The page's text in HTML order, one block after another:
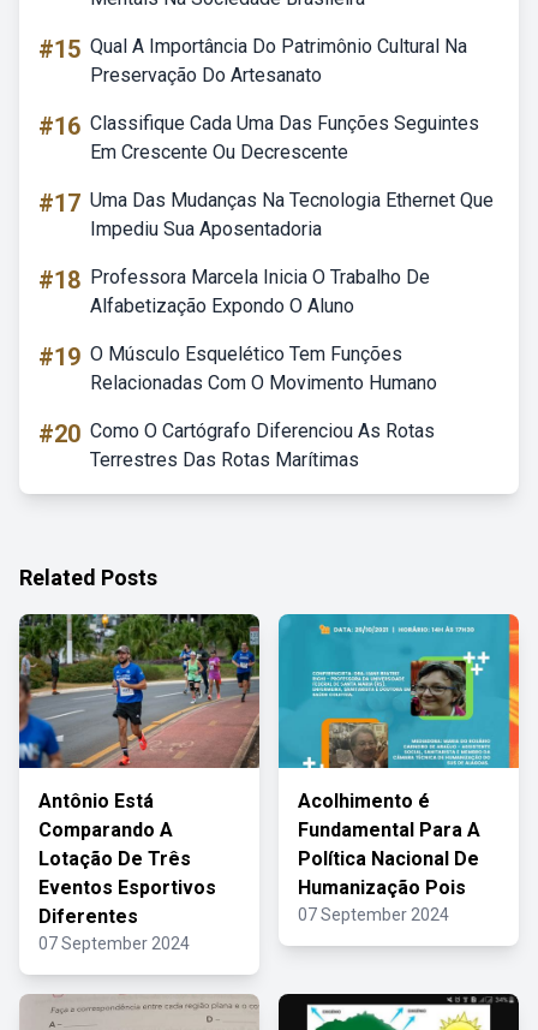
#15 Qual A Importância Do Patrimônio Cultural Na
Preservação Do Artesanato
#16 Classifique Cada Uma Das Funções Seguintes
Em Crescente Ou Decrescente
#17 Uma Das Mudanças Na Tecnologia Ethernet Que
Impediu Sua Aposentadoria
#18 Professora Marcela Inicia O Trabalho De
Alfabetização Expondo O Aluno
#19 O Músculo Esquelético Tem Funções
Relacionadas Com O Movimento Humano
#20 Como O Cartógrafo Diferenciou As Rotas
Terrestres Das Rotas Marítimas
Related Posts
Antônio Está
Comparando A
Lotação De Três
Eventos Esportivos
Diferentes
07 September 2024
Acolhimento é
Fundamental Para A
Política Nacional De
Humanização Pois
07 September 2024